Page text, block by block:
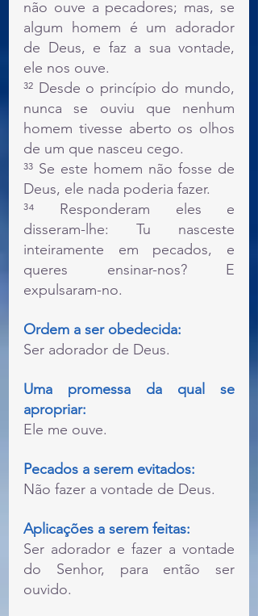
não ouve a pecadores; mas, se
algum homem é um adorador
de Deus, e faz a sua vontade,
ele nos ouve.
³² Desde o princípio do mundo,
nunca se ouviu que nenhum
homem tivesse aberto os olhos
de um que nasceu cego.
³³ Se este homem não fosse de
Deus, ele nada poderia fazer.
³⁴ Responderam eles e
disseram-lhe: Tu nasceste
inteiramente em pecados, e
queres ensinar-nos? E
expulsaram-no.
Ordem a ser obedecida:
Ser adorador de Deus.
Uma promessa da qual se
apropriar:
Ele me ouve.
Pecados a serem evitados:
Não fazer a vontade de Deus.
Aplicações a serem feitas:
Ser adorador e fazer a vontade
do Senhor, para então ser
ouvido.